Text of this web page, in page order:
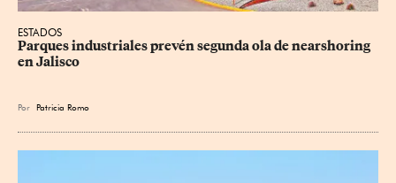
ESTADOS
Parques industriales prevén segunda ola de nearshoring
en Jalisco
Por Patricia Romo